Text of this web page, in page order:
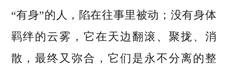
“有身”的人，陷在往事里被动；没有身体
羁绊的云雾，它在天边翻滚、聚拢、消
散，最终又弥合，它们是永不分离的整